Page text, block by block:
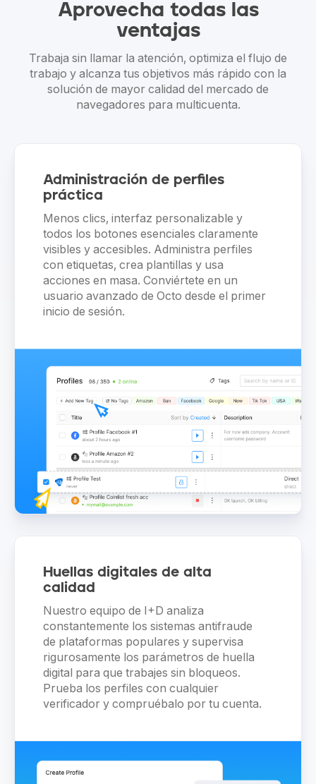
Aprovecha todas las
ventajas
Trabaja sin llamar la atención, optimiza el flujo de
trabajo y alcanza tus objetivos más rápido con la
solución de mayor calidad del mercado de
navegadores para multicuenta.
Administración de perfiles
práctica
Menos clics, interfaz personalizable y
todos los botones esenciales claramente
visibles y accesibles. Administra perfiles
con etiquetas, crea plantillas y usa
acciones en masa. Conviértete en un
usuario avanzado de Octo desde el primer
inicio de sesión.
Huellas digitales de alta
calidad
Nuestro equipo de I+D analiza
constantemente los sistemas antifraude
de plataformas populares y supervisa
rigurosamente los parámetros de huella
digital para que trabajes sin bloqueos.
Prueba los perfiles con cualquier
verificador y compruébalo por tu cuenta.